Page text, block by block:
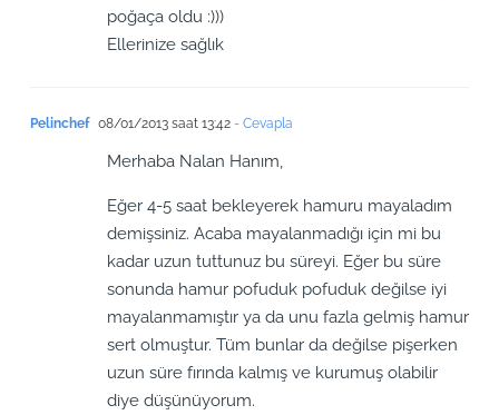
poğaça oldu :)))
Ellerinize sağlık
Pelinchef 08/01/2013 saat 13:42- Cevapla
Merhaba Nalan Hanım,
Eğer 4-5 saat bekleyerek hamuru mayaladım
demişsiniz. Acaba mayalanmadığı için mi bu
kadar uzun tuttunuz bu süreyi. Eğer bu süre
sonunda hamur pofuduk pofuduk değilse iyi
mayalanmamıştır ya da unu fazla gelmiş hamur
sert olmuştur. Tüm bunlar da değilse pişerken
uzun süre fırında kalmış ve kurumuş olabilir
diye düşünüyorum.